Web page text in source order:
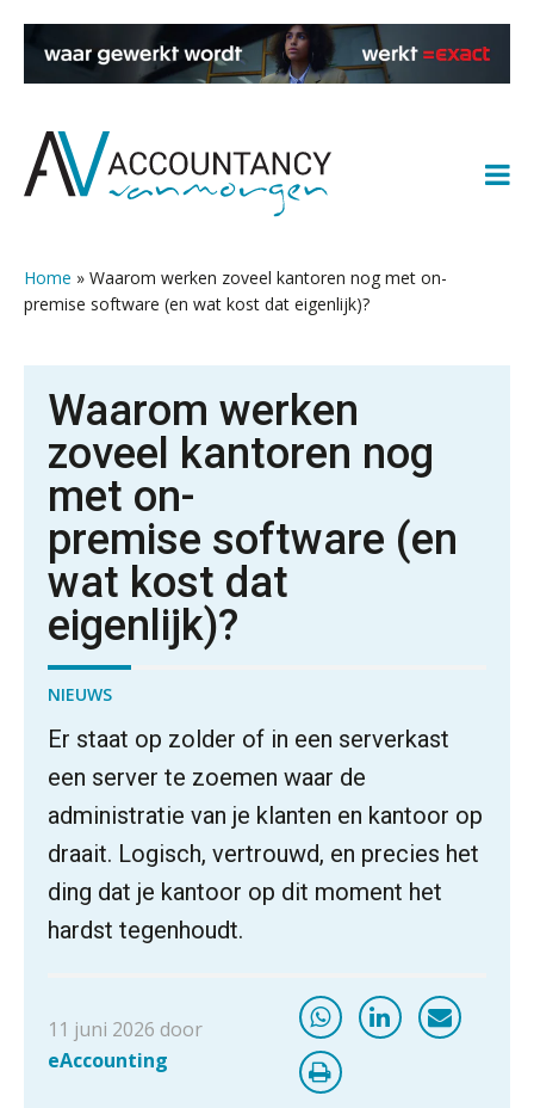
naar
naar
naar
naar
Home » Waarom werken zoveel kantoren nog met on-
premise software (en wat kost dat eigenlijk)?
Waarom werken
zoveel kantoren nog
met on-
premise software (en
wat kost dat
eigenlijk)?
NIEUWS
Er staat op zolder of in een serverkast
een server te zoemen waar de
administratie van je klanten en kantoor op
draait. Logisch, vertrouwd, en precies het
ding dat je kantoor op dit moment het
hardst tegenhoudt.
11 juni 2026 door
eAccounting